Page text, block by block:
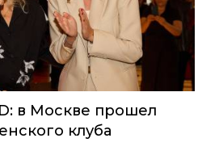
в Москве прошел
клуба